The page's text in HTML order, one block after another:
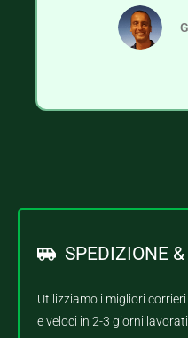
SPEDIZIONE
Utilizziamo i migliori
e veloci in 2-3 giorni